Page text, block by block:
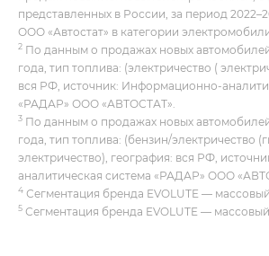
представленных в России, за период
ООО «Автостат» в категории
2 По данным о продажах новых
года, тип топлива: (электричество (
вся РФ, источник: Информационно-
«РАДАР» ООО «АВТОСТАТ».
3 По данным о продажах новых
года, тип топлива: (бензин/электричество
электричество), география: вся РФ,
аналитическая система «РАДАР» ООО
4 Сегментация бренда EVOLUTE —
5 Сегментация бренда EVOLUTE — массовый